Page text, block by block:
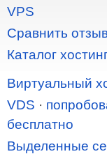
VPS
Сравнить
Каталог
Виртуальный
VDS ·
бесплатно
Выделенные